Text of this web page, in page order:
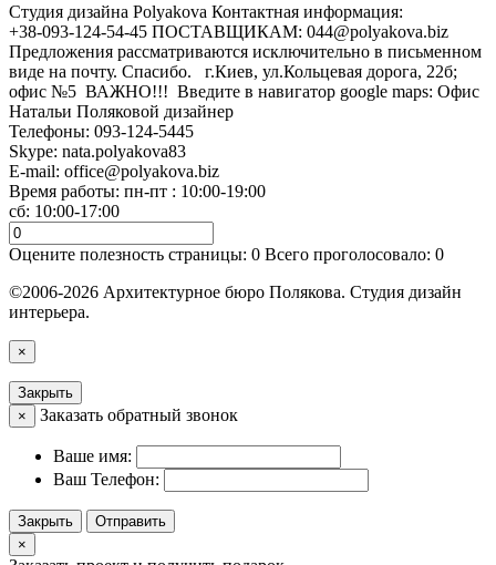
Cтудия дизайна Polyakova Контактная информация:
+38-093-124-54-45 ПОСТАВЩИКАМ: 044@polyakova.biz
Предложения рассматриваются исключительно в письменном
виде на почту. Спасибо. г.Киев, ул.Кольцевая дорога, 22б;
офис №5 ВАЖНО!!! Введите в навигатор google maps: Офис
Натальи Поляковой дизайнер
Телефоны: 093-124-5445
Skype: nata.polyakova83
E-mail: office@polyakova.biz
Время работы: пн-пт : 10:00-19:00
сб: 10:00-17:00
Оцените полезность страницы: 0 Всего проголосовало: 0
©2006-2026 Архитектурное бюро Полякова. Студия дизайн
интерьера.
×
Закрыть
×
Заказать обратный звонок
Ваше имя:
Ваш Телефон:
Закрыть
Отправить
×